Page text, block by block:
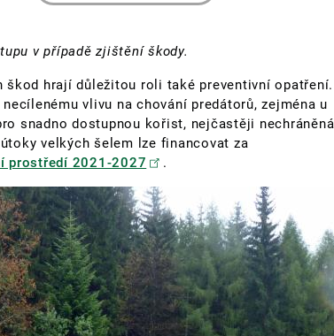
v případě zjištění škody.
škod hrají důležitou roli také preventivní opatření.
vlivu na chování predátorů, zejména u
snadno dostupnou kořist, nejčastěji nechráněná
velkých šelem lze financovat za
prostředí 2021-2027 .